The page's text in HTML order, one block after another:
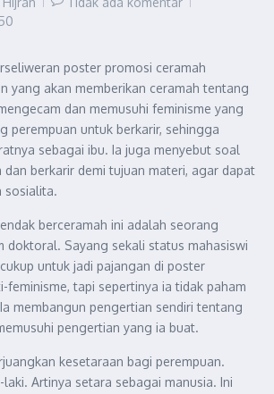
poster promosi ceramah
yang akan memberikan ceramah tentang
dan memusuhi feminisme yang
perempuan untuk berkarir, sehingga
sebagai ibu. Ia juga menyebut soal
dan berkarir demi tujuan materi, agar dapat
sosialita.
berceramah ini adalah seorang
doktoral. Sayang sekali status mahasiswi
untuk jadi pajangan di poster
feminisme, tapi sepertinya ia tidak paham
membangun pengertian sendiri tentang
pengertian yang ia buat.
kesetaraan bagi perempuan.
Artinya setara sebagai manusia. Ini